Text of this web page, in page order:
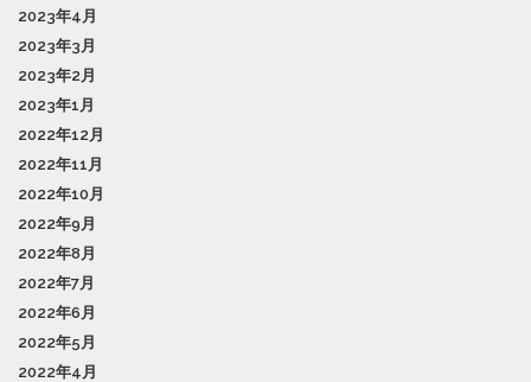
2023年4月
2023年3月
2023年2月
2023年1月
2022年12月
2022年11月
2022年10月
2022年9月
2022年8月
2022年7月
2022年6月
2022年5月
2022年4月